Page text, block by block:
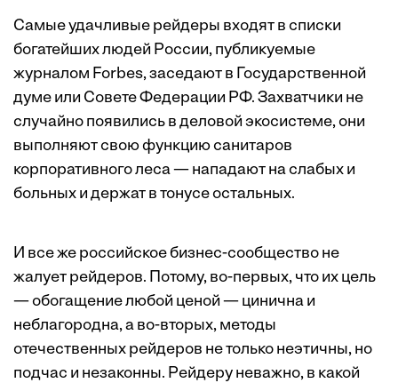
Самые удачливые рейдеры входят в списки
богатейших людей России, публикуемые
журналом Forbes, заседают в Государственной
думе или Совете Федерации РФ. Захватчики не
случайно появились в деловой экосистеме, они
выполняют свою функцию санитаров
корпоративного леса — нападают на слабых и
больных и держат в тонусе остальных.
И все же российское бизнес-сообщество не
жалует рейдеров. Потому, во-первых, что их цель
— обогащение любой ценой — цинична и
неблагородна, а во-вторых, методы
отечественных рейдеров не только неэтичны, но
подчас и незаконны. Рейдеру неважно, в какой